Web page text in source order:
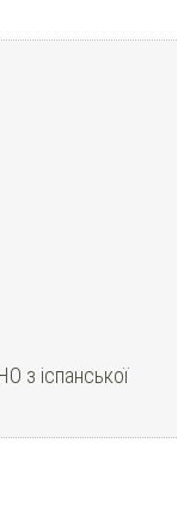
з іспанської